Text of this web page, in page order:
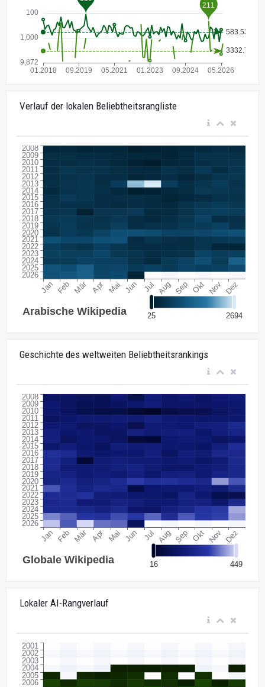
Verlauf der lokalen Beliebtheitsrangliste
Geschichte des weltweiten Beliebtheitsrankings
Lokaler AI-Rangverlauf